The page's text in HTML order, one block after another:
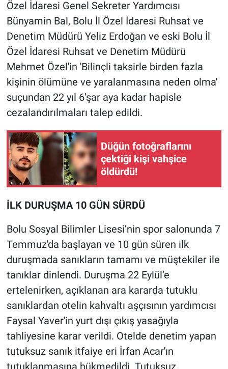
Özel İdaresi Genel Sekreter Yardımcısı
Bünyamin Bal, Bolu İl Özel İdaresi Ruhsat ve
Denetim Müdürü Yeliz Erdoğan ve eski Bolu İl
Özel İdaresi Ruhsat ve Denetim Müdürü
Mehmet Özel'in 'Bilinçli taksirle birden fazla
kişinin ölümüne ve yaralanmasına neden olma'
suçundan 22 yıl 6'şar aya kadar hapisle
cezalandırılmaları talep edildi.
Düğün fotoğraflarını
çektiği kişi vahşice
öldürdü!
İLK DURUŞMA 10 GÜN SÜRDÜ
Bolu Sosyal Bilimler Lisesi’nin spor salonunda 7
Temmuz'da başlayan ve 10 gün süren ilk
duruşmada sanıkların tamamı ve müştekiler ile
tanıklar dinlendi. Duruşma 22 Eylül’e
ertelenirken, açıklanan ara kararda tutuklu
sanıklardan otelin kahvaltı aşçısının yardımcısı
Faysal Yaver'in yurt dışı çıkış yasağıyla
tahliyesine karar verildi. Otelde denetim yapan
tutuksuz sanık itfaiye eri İrfan Acar'ın
tutuklanmasına hükmedildi. Tutuksuz